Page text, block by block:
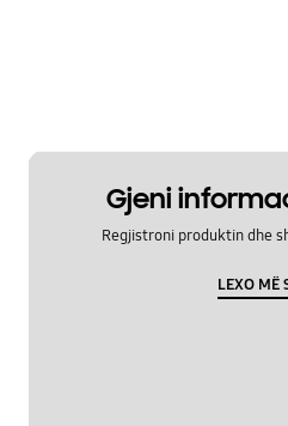
Gjeni
Regjistroni produktin dhe
LEXO MË